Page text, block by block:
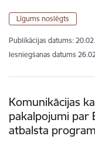
Līgums noslēgts
Publikācijas datums:
Iesniegšanas datums
Komunikācijas
pakalpojumi par
atbalsta